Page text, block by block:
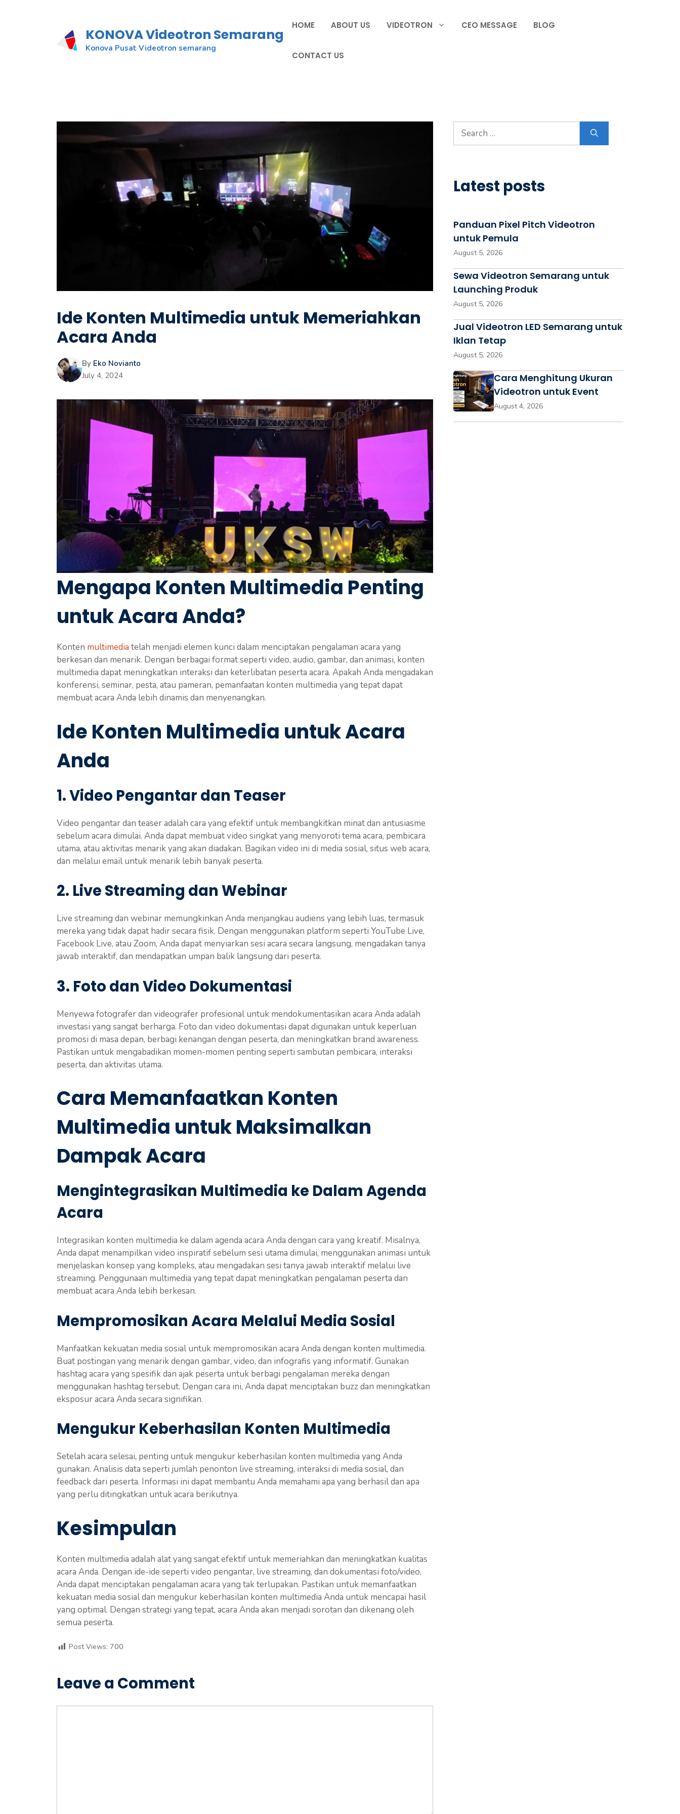
KONOVA Videotron Semarang
Konova Pusat Videotron semarang
HOME ABOUT US VIDEOTRON CEO MESSAGE BLOG
CONTACT US
Ide Konten Multimedia untuk Memeriahkan
Acara Anda
By Eko Novianto
July 4, 2024
Mengapa Konten Multimedia Penting
untuk Acara Anda?
Konten multimedia telah menjadi elemen kunci dalam menciptakan pengalaman acara yang
berkesan dan menarik. Dengan berbagai format seperti video, audio, gambar, dan animasi, konten
multimedia dapat meningkatkan interaksi dan keterlibatan peserta acara. Apakah Anda mengadakan
konferensi, seminar, pesta, atau pameran, pemanfaatan konten multimedia yang tepat dapat
membuat acara Anda lebih dinamis dan menyenangkan.
Ide Konten Multimedia untuk Acara
Anda
1. Video Pengantar dan Teaser
Video pengantar dan teaser adalah cara yang efektif untuk membangkitkan minat dan antusiasme
sebelum acara dimulai. Anda dapat membuat video singkat yang menyoroti tema acara, pembicara
utama, atau aktivitas menarik yang akan diadakan. Bagikan video ini di media sosial, situs web acara,
dan melalui email untuk menarik lebih banyak peserta.
2. Live Streaming dan Webinar
Live streaming dan webinar memungkinkan Anda menjangkau audiens yang lebih luas, termasuk
mereka yang tidak dapat hadir secara fisik. Dengan menggunakan platform seperti YouTube Live,
Facebook Live, atau Zoom, Anda dapat menyiarkan sesi acara secara langsung, mengadakan tanya
jawab interaktif, dan mendapatkan umpan balik langsung dari peserta.
3. Foto dan Video Dokumentasi
Menyewa fotografer dan videografer profesional untuk mendokumentasikan acara Anda adalah
investasi yang sangat berharga. Foto dan video dokumentasi dapat digunakan untuk keperluan
promosi di masa depan, berbagi kenangan dengan peserta, dan meningkatkan brand awareness.
Pastikan untuk mengabadikan momen-momen penting seperti sambutan pembicara, interaksi
peserta, dan aktivitas utama.
Cara Memanfaatkan Konten
Multimedia untuk Maksimalkan
Dampak Acara
Mengintegrasikan Multimedia ke Dalam Agenda
Acara
Integrasikan konten multimedia ke dalam agenda acara Anda dengan cara yang kreatif. Misalnya,
Anda dapat menampilkan video inspiratif sebelum sesi utama dimulai, menggunakan animasi untuk
menjelaskan konsep yang kompleks, atau mengadakan sesi tanya jawab interaktif melalui live
streaming. Penggunaan multimedia yang tepat dapat meningkatkan pengalaman peserta dan
membuat acara Anda lebih berkesan.
Mempromosikan Acara Melalui Media Sosial
Manfaatkan kekuatan media sosial untuk mempromosikan acara Anda dengan konten multimedia.
Buat postingan yang menarik dengan gambar, video, dan infografis yang informatif. Gunakan
hashtag acara yang spesifik dan ajak peserta untuk berbagi pengalaman mereka dengan
menggunakan hashtag tersebut. Dengan cara ini, Anda dapat menciptakan buzz dan meningkatkan
eksposur acara Anda secara signifikan.
Mengukur Keberhasilan Konten Multimedia
Setelah acara selesai, penting untuk mengukur keberhasilan konten multimedia yang Anda
gunakan. Analisis data seperti jumlah penonton live streaming, interaksi di media sosial, dan
feedback dari peserta. Informasi ini dapat membantu Anda memahami apa yang berhasil dan apa
yang perlu ditingkatkan untuk acara berikutnya.
Kesimpulan
Konten multimedia adalah alat yang sangat efektif untuk memeriahkan dan meningkatkan kualitas
acara Anda. Dengan ide-ide seperti video pengantar, live streaming, dan dokumentasi foto/video,
Anda dapat menciptakan pengalaman acara yang tak terlupakan. Pastikan untuk memanfaatkan
kekuatan media sosial dan mengukur keberhasilan konten multimedia Anda untuk mencapai hasil
yang optimal. Dengan strategi yang tepat, acara Anda akan menjadi sorotan dan dikenang oleh
semua peserta.
Post Views: 700
Leave a Comment
Latest posts
Panduan Pixel Pitch Videotron
untuk Pemula
August 5, 2026
Sewa Videotron Semarang untuk
Launching Produk
August 5, 2026
Jual Videotron LED Semarang untuk
Iklan Tetap
August 5, 2026
Cara Menghitung Ukuran
Videotron untuk Event
August 4, 2026